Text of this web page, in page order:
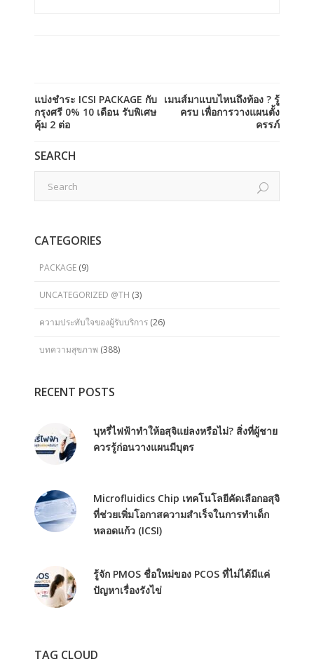
แบ่งชำระ ICSI PACKAGE กับ
กรุงศรี 0% 10 เดือน รับพิเศษ
คุ้ม 2 ต่อ
เมนส์มาแบบไหนถึงท้อง ? รู้
ครบ เพื่อการวางแผนตั้ง
ครรภ์
SEARCH
CATEGORIES
PACKAGE (9)
UNCATEGORIZED @TH (3)
ความประทับใจของผู้รับบริการ (26)
บทความสุขภาพ (388)
RECENT POSTS
บุหรี่ไฟฟ้าทำให้อสุจิแย่ลงหรือไม่? สิ่งที่ผู้ชาย
ควรรู้ก่อนวางแผนมีบุตร
Microfluidics Chip เทคโนโลยีคัดเลือกอสุจิ
ที่ช่วยเพิ่มโอกาสความสำเร็จในการทำเด็ก
หลอดแก้ว (ICSI)
รู้จัก PMOS ชื่อใหม่ของ PCOS ที่ไม่ได้มีแค่
ปัญหาเรื่องรังไข่
TAG CLOUD